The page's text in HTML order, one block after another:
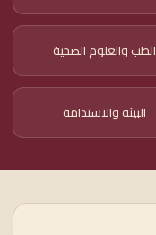
الطب والعلوم الصحية
البيئة والاستدامة